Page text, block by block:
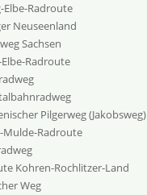
Elbe-Radroute
Neuseenland
Sachsen
Radroute
Pilgerweg (Jakobsweg)
Mulde-Radroute
Kohren-Rochlitzer-Land
Weg